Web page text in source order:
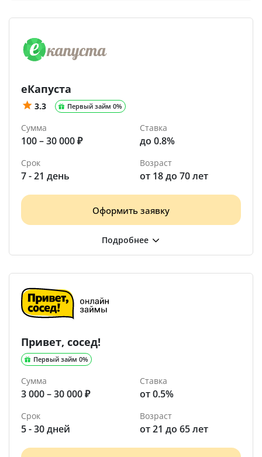
еКапуста
3.3 Первый займ 0%
Сумма
100 – 30 000 ₽
Ставка
до 0.8%
Срок
7 - 21 день
Возраст
от 18 до 70 лет
Оформить заявку
Привет, сосед!
Первый займ 0%
Сумма
3 000 – 30 000 ₽
Ставка
от 0.5%
Срок
5 - 30 дней
Возраст
от 21 до 65 лет